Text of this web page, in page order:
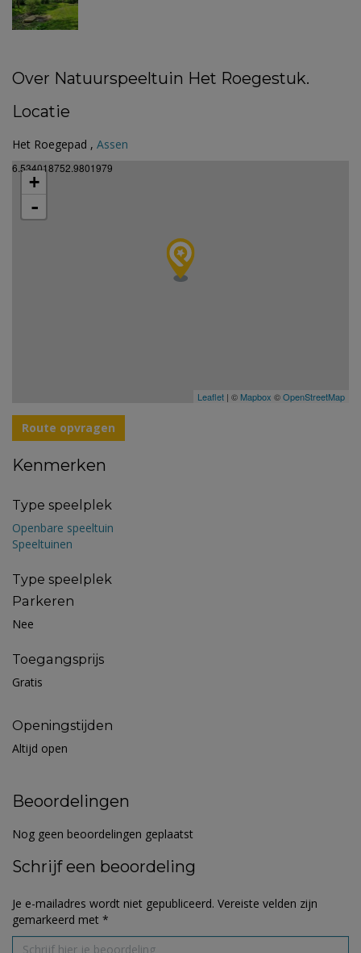
Over Natuurspeeltuin Het Roegestuk.
Locatie
Het Roegepad , Assen
6.534018752.9801979
+
-
Leaflet | © Mapbox ©OpenStreetMap
Route opvragen
Kenmerken
Type speelplek
Openbare speeltuin
Speeltuinen
Type speelplek
Parkeren
Nee
Toegangsprijs
Gratis
Openingstijden
Altijd open
Beoordelingen
Nog geen beoordelingen geplaatst
Schrijf een beoordeling
Je e-mailadres wordt niet gepubliceerd. Vereiste velden zijn
gemarkeerd met *